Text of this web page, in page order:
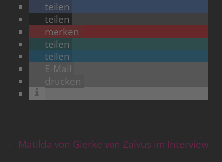
teilen
teilen
merken
teilen
teilen
E-Mail
drucken
← Matilda von Gierke von Zalvus im Interview